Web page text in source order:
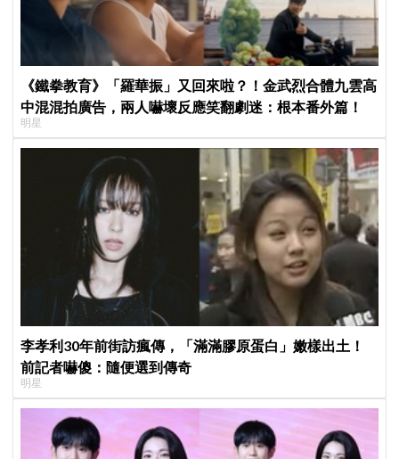
《鐵拳教育》「羅華振」又回來啦？！金武烈合體九雲高
中混混拍廣告，兩人嚇壞反應笑翻劇迷：根本番外篇！
明星
李孝利30年前街訪瘋傳，「滿滿膠原蛋白」嫩樣出土！
前記者嚇傻：隨便選到傳奇
明星